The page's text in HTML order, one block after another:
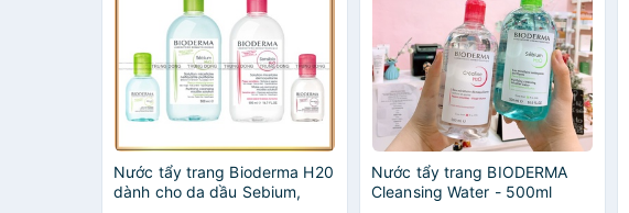
Nước tẩy trang Bioderma H20
dành cho da dầu Sebium,
Nước tẩy trang BIODERMA
Cleansing Water - 500ml